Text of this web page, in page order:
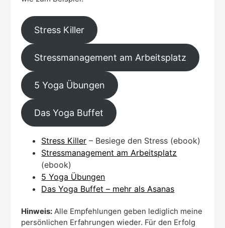
Stress Killer
Stressmanagement am Arbeitsplatz
5 Yoga Übungen
Das Yoga Buffet
Stress Killer – Besiege den Stress (ebook)
Stressmanagement am Arbeitsplatz
(ebook)
5 Yoga Übungen
Das Yoga Buffet – mehr als Asanas
Hinweis: Alle Empfehlungen geben lediglich meine
persönlichen Erfahrungen wieder. Für den Erfolg